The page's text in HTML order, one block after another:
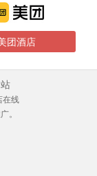
团酒店
在线
。